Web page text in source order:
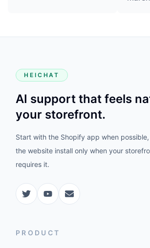
HEICHAT
AI support that feels
your storefront.
Start with the Shopify app when
the website install only when your
requires it.
PRODUCT